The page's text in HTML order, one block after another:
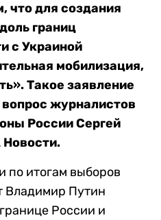
что для создания
границ
с Украиной
мобилизация,
Такое заявление
журналистов
России Сергей
по итогам выборов
Владимир Путин
России и